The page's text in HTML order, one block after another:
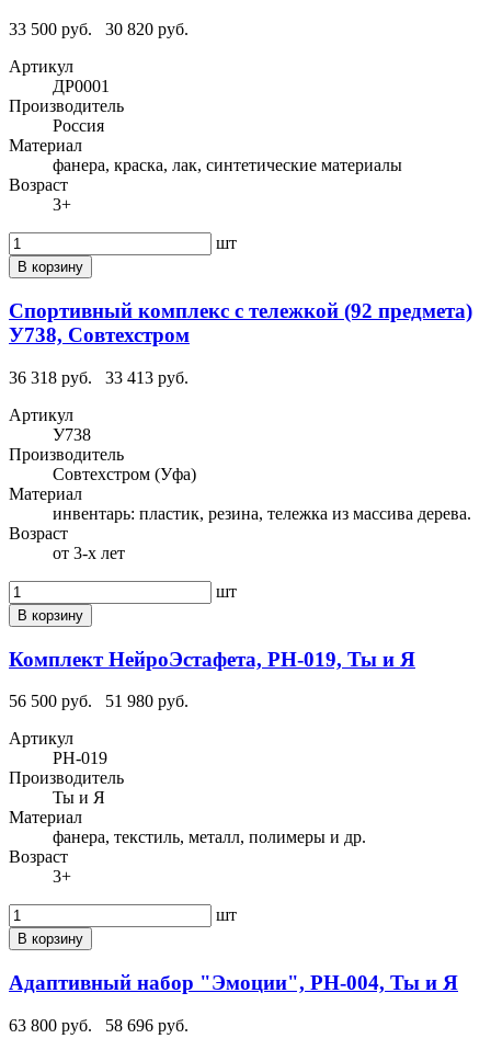
33 500 руб.
30 820 руб.
Артикул
ДР0001
Производитель
Россия
Материал
фанера, краска, лак, синтетические материалы
Возраст
3+
шт
В корзину
Спортивный комплекс с тележкой (92 предмета)
У738, Совтехстром
36 318 руб.
33 413 руб.
Артикул
У738
Производитель
Совтехстром (Уфа)
Материал
инвентарь: пластик, резина, тележка из массива дерева.
Возраст
от 3-х лет
шт
В корзину
Комплект НейроЭстафета, РН-019, Ты и Я
56 500 руб.
51 980 руб.
Артикул
РН-019
Производитель
Ты и Я
Материал
фанера, текстиль, металл, полимеры и др.
Возраст
3+
шт
В корзину
Адаптивный набор "Эмоции", РН-004, Ты и Я
63 800 руб. 58 696 руб.